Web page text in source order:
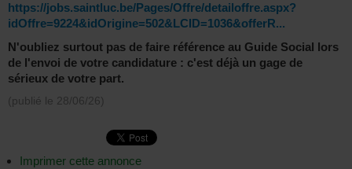
https://jobs.saintluc.be/Pages/Offre/detailoffre.aspx?
idOffre=9224&idOrigine=502&LCID=1036&offerR...
N'oubliez surtout pas de faire référence au Guide Social lors
de l'envoi de votre candidature : c'est déjà un gage de
sérieux de votre part.
(publié le 28/06/26
Imprimer cette annonce